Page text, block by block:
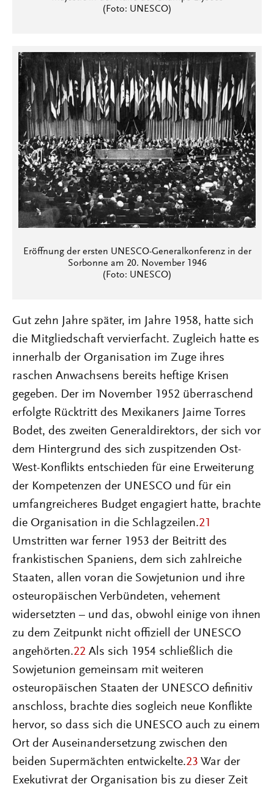
(Foto: UNESCO)
Eröffnung der ersten UNESCO-Generalkonferenz in der
Sorbonne am 20. November 1946
(Foto: UNESCO)
Gut zehn Jahre später, im Jahre 1958, hatte sich
die Mitgliedschaft vervierfacht. Zugleich hatte es
innerhalb der Organisation im Zuge ihres
raschen Anwachsens bereits heftige Krisen
gegeben. Der im November 1952 überraschend
erfolgte Rücktritt des Mexikaners Jaime Torres
Bodet, des zweiten Generaldirektors, der sich vor
dem Hintergrund des sich zuspitzenden Ost-
West-Konflikts entschieden für eine Erweiterung
der Kompetenzen der UNESCO und für ein
umfangreicheres Budget engagiert hatte, brachte
die Organisation in die Schlagzeilen.21
Umstritten war ferner 1953 der Beitritt des
frankistischen Spaniens, dem sich zahlreiche
Staaten, allen voran die Sowjetunion und ihre
osteuropäischen Verbündeten, vehement
widersetzten – und das, obwohl einige von ihnen
zu dem Zeitpunkt nicht offiziell der UNESCO
angehörten.22 Als sich 1954 schließlich die
Sowjetunion gemeinsam mit weiteren
osteuropäischen Staaten der UNESCO definitiv
anschloss, brachte dies sogleich neue Konflikte
hervor, so dass sich die UNESCO auch zu einem
Ort der Auseinandersetzung zwischen den
beiden Supermächten entwickelte.23 War der
Exekutivrat der Organisation bis zu dieser Zeit